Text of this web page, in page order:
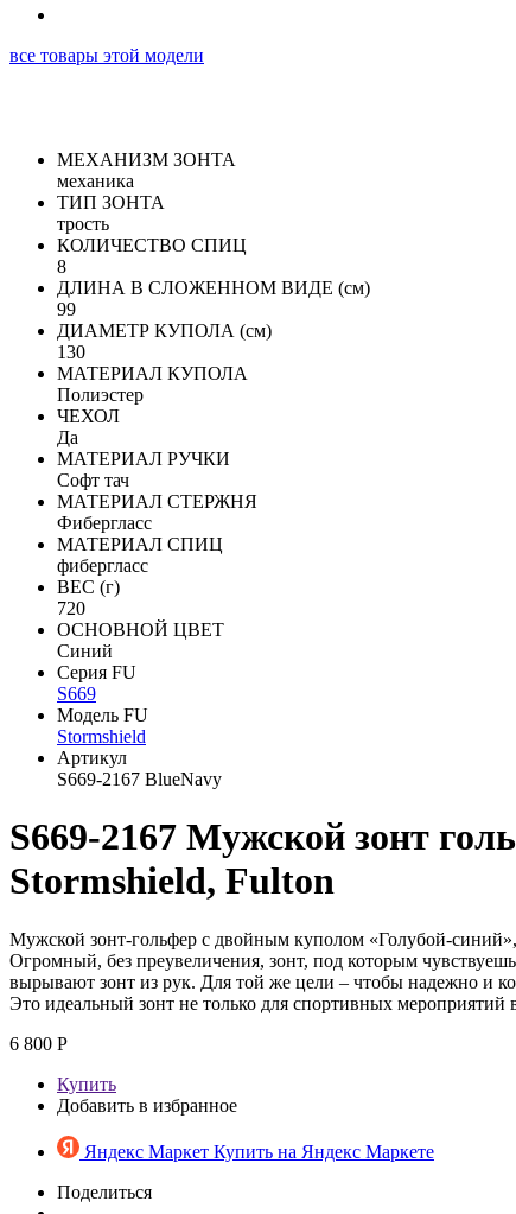
все товары этой модели
МЕХАНИЗМ ЗОНТА
механика
ТИП ЗОНТА
трость
КОЛИЧЕСТВО СПИЦ
8
ДЛИНА В СЛОЖЕННОМ ВИДЕ (см)
99
ДИАМЕТР КУПОЛА (см)
130
МАТЕРИАЛ КУПОЛА
Полиэстер
ЧЕХОЛ
Да
МАТЕРИАЛ РУЧКИ
Софт тач
МАТЕРИАЛ СТЕРЖНЯ
Фибергласс
МАТЕРИАЛ СПИЦ
фибергласс
ВЕС (г)
720
ОСНОВНОЙ ЦВЕТ
Синий
Серия FU
S669
Модель FU
Stormshield
Артикул
S669-2167 BlueNavy
S669-2167 Мужской зонт
Stormshield, Fulton
Мужской зонт-гольфер с двойным куполом «Голубой-
Огромный, без преувеличения, зонт, под которым
вырывают зонт из рук. Для той же цели – чтобы надежно и
Это идеальный зонт не только для спортивных
6 800 Р
Купить
Добавить в избранное
Яндекс Маркет Купить на Яндекс Маркете
Поделиться